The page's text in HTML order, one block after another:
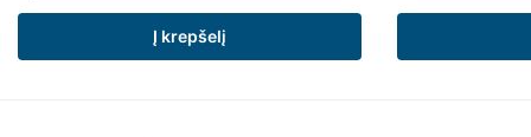
Į krepšelį